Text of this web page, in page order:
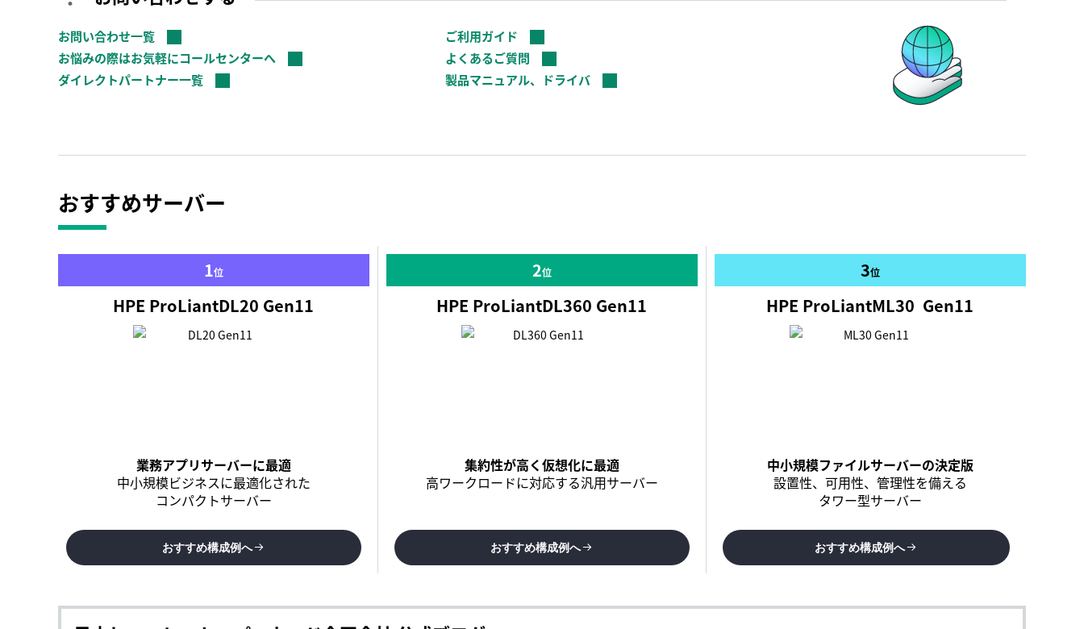
お問い合わせ一覧
お悩みの際はお気軽にコールセンターへ
ダイレクトパートナー一覧
ご利用ガイド
よくあるご質問
製品マニュアル、ドライバ
おすすめサーバー
1位
HPE ProLiantDL20 Gen11
業務アプリサーバーに最適
中小規模ビジネスに最適化された
コンパクトサーバー
おすすめ構成例へ
2位
HPE ProLiantDL360 Gen11
集約性が高く仮想化に最適
高ワークロードに対応する汎用サーバー
おすすめ構成例へ
3位
HPE ProLiantML30 Gen11
中小規模ファイルサーバーの決定版
設置性、可用性、管理性を備える
タワー型サーバー
おすすめ構成例へ